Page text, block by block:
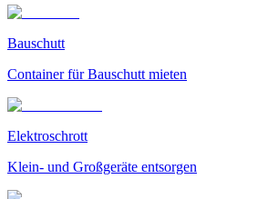
Bauschutt
Container für Bauschutt mieten
Elektroschrott
Klein- und Großgeräte entsorgen